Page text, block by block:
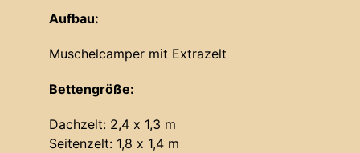
Aufbau:
Muschelcamper mit Extrazelt
Bettengröße:
Dachzelt: 2,4 x 1,3 m
Seitenzelt: 1,8 x 1,4 m